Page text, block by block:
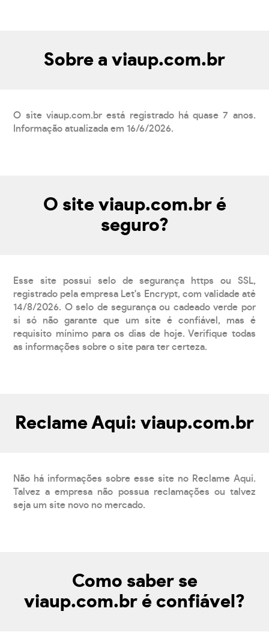
Sobre a viaup.com.br
O site viaup.com.br está registrado há quase 7 anos.
Informação atualizada em 16/6/2026.
O site viaup.com.br é
seguro?
Esse site possui selo de segurança https ou SSL,
registrado pela empresa Let's Encrypt, com validade até
14/8/2026. O selo de segurança ou cadeado verde por
si só não garante que um site é confiável, mas é
requisito mínimo para os dias de hoje. Verifique todas
as informações sobre o site para ter certeza.
Reclame Aqui: viaup.com.br
Não há informações sobre esse site no Reclame Aqui.
Talvez a empresa não possua reclamações ou talvez
seja um site novo no mercado.
Como saber se
viaup.com.br é confiável?